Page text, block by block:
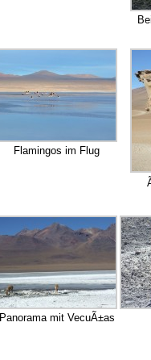
Flamingos im Flug
Panorama mit VecuÃ±as